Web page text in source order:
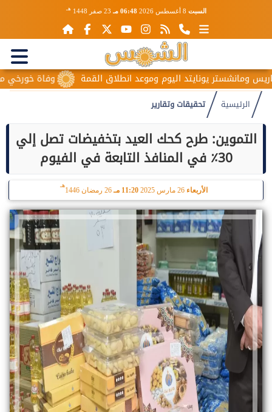
السبت 06:48 مـ 23 صفر 1448 هـ
وفاة خورخي ميسي يونايتد اليوم وموعد انطلاق القمة
الرئيسية تحقيقات وتقارير
التموين: طرح كحك العيد بتخفيضات تصل إلي
30٪ في المنافذ التابعة في الفيوم
الأربعاء 26 مارس 2025 11:20 مـ 26 رمضان 1446
هـ